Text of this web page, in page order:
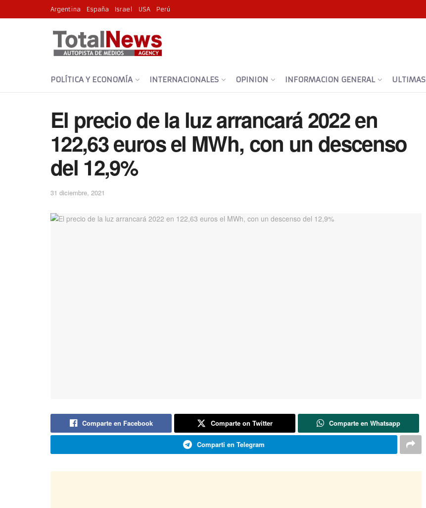
Argentina España Israel USA Perú
POLÍTICA Y ECONOMÍA INTERNACIONALES OPINION INFORMACION GENERAL
El precio de la luz arrancará 2022 en
122,63 euros el MWh, con un descenso
del 12,9%
31 diciembre, 2021
Comparte en Facebook Comparte on Twitter Comparte en Whatsapp
Comparti en Telegram